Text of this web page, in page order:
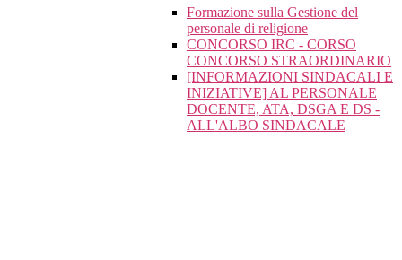
Formazione sulla Gestione del
personale di religione
CONCORSO IRC - CORSO
CONCORSO STRAORDINARIO
[INFORMAZIONI SINDACALI E
INIZIATIVE] AL PERSONALE
DOCENTE, ATA, DSGA E DS -
ALL'ALBO SINDACALE